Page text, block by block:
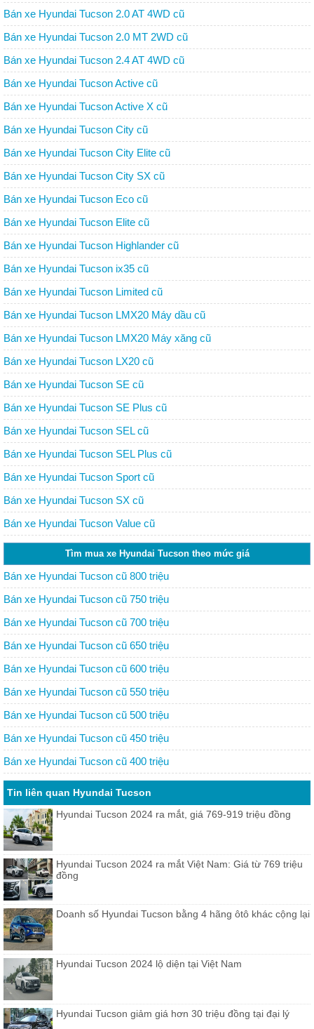
Bán xe Hyundai Tucson 2.0 AT 4WD cũ
Bán xe Hyundai Tucson 2.0 MT 2WD cũ
Bán xe Hyundai Tucson 2.4 AT 4WD cũ
Bán xe Hyundai Tucson Active cũ
Bán xe Hyundai Tucson Active X cũ
Bán xe Hyundai Tucson City cũ
Bán xe Hyundai Tucson City Elite cũ
Bán xe Hyundai Tucson City SX cũ
Bán xe Hyundai Tucson Eco cũ
Bán xe Hyundai Tucson Elite cũ
Bán xe Hyundai Tucson Highlander cũ
Bán xe Hyundai Tucson ix35 cũ
Bán xe Hyundai Tucson Limited cũ
Bán xe Hyundai Tucson LMX20 Máy dầu cũ
Bán xe Hyundai Tucson LMX20 Máy xăng cũ
Bán xe Hyundai Tucson LX20 cũ
Bán xe Hyundai Tucson SE cũ
Bán xe Hyundai Tucson SE Plus cũ
Bán xe Hyundai Tucson SEL cũ
Bán xe Hyundai Tucson SEL Plus cũ
Bán xe Hyundai Tucson Sport cũ
Bán xe Hyundai Tucson SX cũ
Bán xe Hyundai Tucson Value cũ
Tìm mua xe Hyundai Tucson theo mức giá
Bán xe Hyundai Tucson cũ 800 triệu
Bán xe Hyundai Tucson cũ 750 triệu
Bán xe Hyundai Tucson cũ 700 triệu
Bán xe Hyundai Tucson cũ 650 triệu
Bán xe Hyundai Tucson cũ 600 triệu
Bán xe Hyundai Tucson cũ 550 triệu
Bán xe Hyundai Tucson cũ 500 triệu
Bán xe Hyundai Tucson cũ 450 triệu
Bán xe Hyundai Tucson cũ 400 triệu
Tin liên quan Hyundai Tucson
Hyundai Tucson 2024 ra mắt, giá 769-919 triệu đồng
Hyundai Tucson 2024 ra mắt Việt Nam: Giá từ 769 triệu
đồng
Doanh số Hyundai Tucson bằng 4 hãng ôtô khác cộng lại
Hyundai Tucson 2024 lộ diện tại Việt Nam
Hyundai Tucson giảm giá hơn 30 triệu đồng tại đại lý